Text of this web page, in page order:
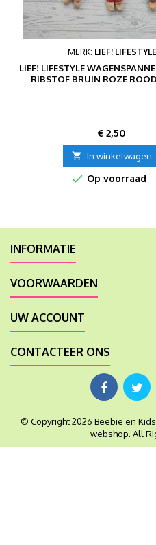
MERK: LIEF! LIFESTYLE
LIEF! LIFESTYLE
RIBSTOF BRUIN ROZE
Prijs
€ 2,50
 In winkelwagen
 Op voorraad
INFORMATIE
VOORWAARDEN
UW ACCOUNT
CONTACTEER ONS
© Copyright 2026 Beebie en
webshop. All